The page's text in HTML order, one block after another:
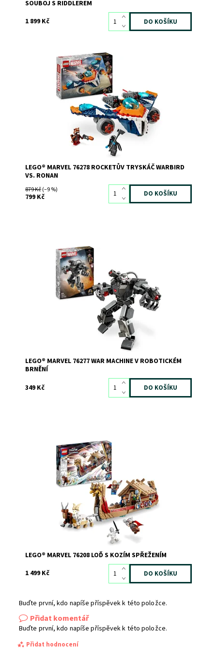
SOUBOJ S RIDDLEREM
1 899 Kč
Sestavitelná vesmírná loď za světa Strážců galaxie
Dostupnost:
Skladem3
11457
LEGO
LEGO® MARVEL 76278 ROCKETŮV TRYSKÁČ WARBIRD
VS. RONAN
879 Kč(–9 %)
799 Kč
War Machine v robotickém brnění a minifigurka
Dostupnost:
Skladem
11541
LEGO
LEGO® MARVEL 76277 WAR MACHINE V ROBOTICKÉM
BRNĚNÍ
349 Kč
Kultovní hrdinové na palubě Thorovy létající lodi
Dostupnost:
Skladem3
10740
LEGO
LEGO® MARVEL 76208 LOĎ S KOZÍM SPŘEŽENÍM
1 499 Kč
Buďte první, kdo napíše příspěvek k této položce.
Přidat komentář
Buďte první, kdo napíše příspěvek k této položce.
Přidat hodnocení